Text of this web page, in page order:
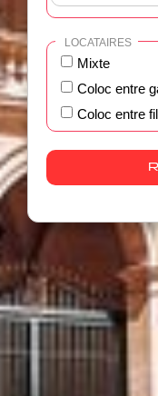
Mixte
Coloc entre
Coloc entre
LOCATAIRES